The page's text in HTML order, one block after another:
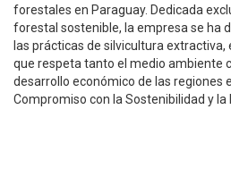
forestales en Paraguay. Dedicada
forestal sostenible, la empresa se ha
las prácticas de silvicultura
que respeta tanto el medio ambiente
desarrollo económico de las regiones
Compromiso con la Sostenibilidad y la